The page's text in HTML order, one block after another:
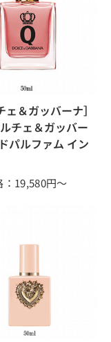
ェ＆ガッバーナ］
チェ＆ガッバー
パルファム イン
：19,580円～